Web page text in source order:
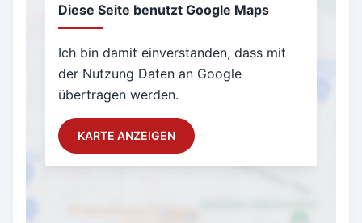
Diese Seite benutzt Google Maps
Ich bin damit einverstanden, dass mit
der Nutzung Daten an Google
übertragen werden.
KARTE ANZEIGEN